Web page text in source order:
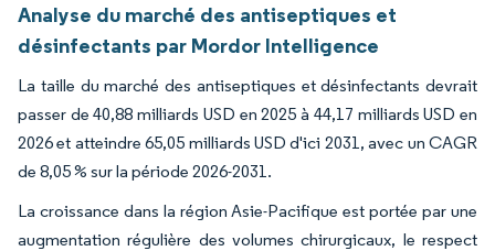
Analyse du marché des antiseptiques et
désinfectants par Mordor Intelligence
La taille du marché des antiseptiques et désinfectants devrait
passer de 40,88 milliards USD en 2025 à 44,17 milliards USD en
2026 et atteindre 65,05 milliards USD d'ici 2031, avec un CAGR
de 8,05 % sur la période 2026-2031.
La croissance dans la région Asie-Pacifique est portée par une
augmentation régulière des volumes chirurgicaux, le respect